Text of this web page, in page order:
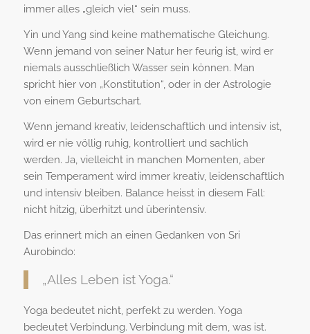
immer alles „gleich viel“ sein muss.
Yin und Yang sind keine mathematische Gleichung.
Wenn jemand von seiner Natur her feurig ist, wird er
niemals ausschließlich Wasser sein können. Man
spricht hier von „Konstitution“, oder in der Astrologie
von einem Geburtschart.
Wenn jemand kreativ, leidenschaftlich und intensiv ist,
wird er nie völlig ruhig, kontrolliert und sachlich
werden. Ja, vielleicht in manchen Momenten, aber
sein Temperament wird immer kreativ, leidenschaftlich
und intensiv bleiben. Balance heisst in diesem Fall:
nicht hitzig, überhitzt und überintensiv.
Das erinnert mich an einen Gedanken von Sri
Aurobindo:
„Alles Leben ist Yoga.“
Yoga bedeutet nicht, perfekt zu werden. Yoga
bedeutet Verbindung. Verbindung mit dem, was ist.